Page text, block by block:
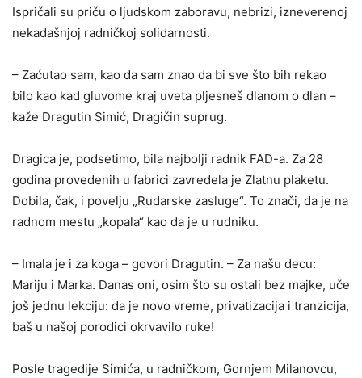
Ispričali su priču o ljudskom zaboravu, nebrizi, izneverenoj
nekadašnjoj radničkoj solidarnosti.
– Zaćutao sam, kao da sam znao da bi sve što bih rekao
bilo kao kad gluvome kraj uveta pljesneš dlanom o dlan –
kaže Dragutin Simić, Dragičin suprug.
Dragica je, podsetimo, bila najbolji radnik FAD-a. Za 28
godina provedenih u fabrici zavredela je Zlatnu plaketu.
Dobila, čak, i povelju „Rudarske zasluge“. To znači, da je na
radnom mestu „kopala“ kao da je u rudniku.
– Imala je i za koga – govori Dragutin. – Za našu decu:
Mariju i Marka. Danas oni, osim što su ostali bez majke, uče
još jednu lekciju: da je novo vreme, privatizacija i tranzicija,
baš u našoj porodici okrvavilo ruke!
Posle tragedije Simića, u radničkom, Gornjem Milanovcu,